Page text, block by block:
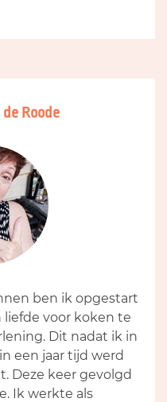
Roode
ben ik opgestart
voor koken te
Dit nadat ik in
een jaar tijd werd
Deze keer gevolgd
Ik werkte als